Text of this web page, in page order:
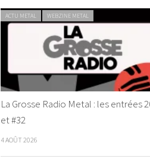
ACTU METAL WEBZINE METAL
La Grosse Radio Metal : les entrées
et #32
4 AOÛT 2026